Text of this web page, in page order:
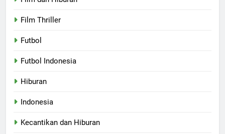
Film Thriller
Futbol
Futbol Indonesia
Hiburan
Indonesia
Kecantikan dan Hiburan